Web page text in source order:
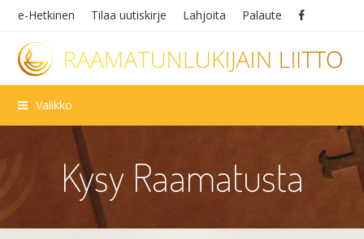
e-Hetkinen Tilaa uutiskirje Lahjoita Palaute
Valikko
Kysy Raamatusta